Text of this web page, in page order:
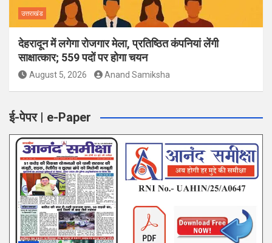
उत्तराखंड
देहरादून में लगेगा रोजगार मेला, प्रतिष्ठित कंपनियां लेंगी
साक्षात्कार; 559 पदों पर होगा चयन
August 5, 2026 Anand Samiksha
ई-पेपर | e-Paper